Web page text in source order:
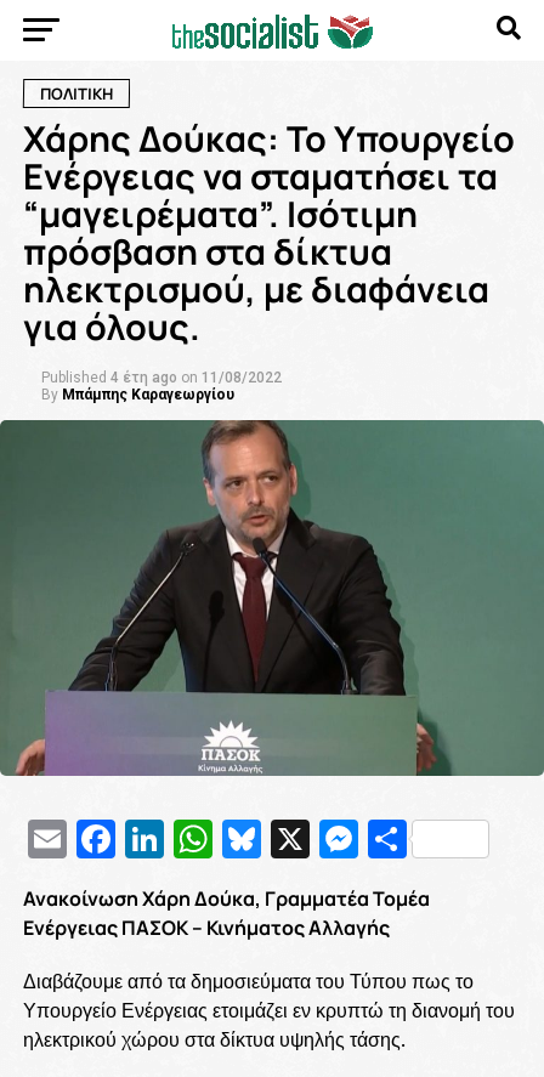
ΠΟΛΙΤΙΚΗ
Χάρης Δούκας: Το Υπουργείο
Ενέργειας να σταματήσει τα
“μαγειρέματα”. Ισότιμη
πρόσβαση στα δίκτυα
ηλεκτρισμού, με διαφάνεια
για όλους.
Published 4 έτη ago on 11/08/2022
By Μπάμπης Καραγεωργίου
EmailFacebook
LinkedIn
WhatsApp
Bluesky
X
Ανακοίνωση Χάρη Δούκα, Γραμματέα Τομέα
Ενέργειας ΠΑΣΟΚ – Κινήματος Αλλαγής
Διαβάζουμε από τα δημοσιεύματα του Τύπου πως το
Υπουργείο Ενέργειας ετοιμάζει εν κρυπτώ τη διανομή του
ηλεκτρικού χώρου στα δίκτυα υψηλής τάσης.